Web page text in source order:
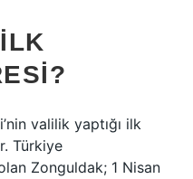
valilik yaptığı ilk
Türkiye
Zonguldak; 1 Nisan